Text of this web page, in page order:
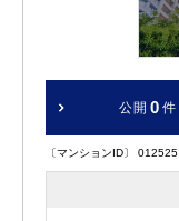
公開 0 件
〔マンションID〕 012525